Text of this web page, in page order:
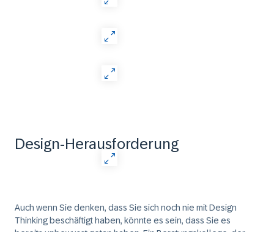
Design-Herausforderung
Auch wenn Sie denken, dass Sie sich noch nie mit Design
Thinking beschäftigt haben, könnte es sein, dass Sie es